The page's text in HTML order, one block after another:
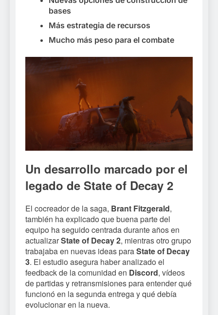
bases
Más estrategia de recursos
Mucho más peso para el combate
Un desarrollo marcado por el
legado de State of Decay 2
El cocreador de la saga, Brant Fitzgerald,
también ha explicado que buena parte del
equipo ha seguido centrada durante años en
actualizarState of Decay 2, mientras otro grupo
trabajaba en nuevas ideas paraState of Decay
3. El estudio asegura haber analizado el
feedback de la comunidad en Discord, vídeos
de partidas y retransmisiones para entender qué
funcionó en la segunda entrega y qué debía
evolucionar en la nueva.